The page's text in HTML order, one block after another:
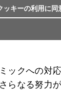
ッキーの利用に同
ックへの対
らなる努力が